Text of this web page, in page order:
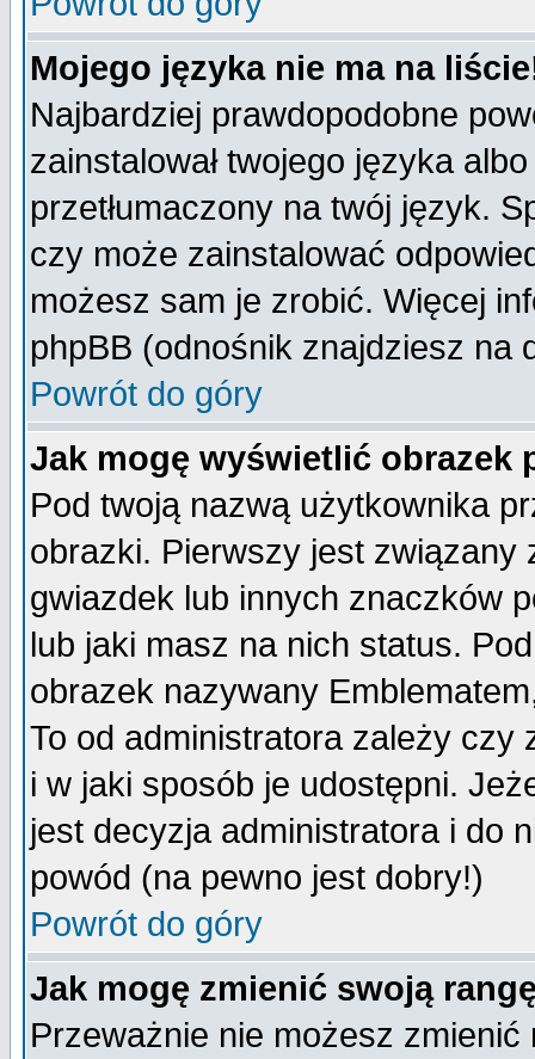
Mojego języka nie ma na
Najbardziej prawdopodobne
zainstalował twojego języka
przetłumaczony na twój język.
czy może zainstalować
możesz sam je zrobić. Więcej
phpBB (odnośnik znajdziesz na
Powrót do góry
Jak mogę wyświetlić obrazek
Pod twoją nazwą użytkownika
obrazki. Pierwszy jest
gwiazdek lub innych znaczków
lub jaki masz na nich status.
obrazek nazywany
To od administratora zależy czy
i w jaki sposób je udostępni.
jest decyzja administratora i do
powód (na pewno jest dobry!)
Powrót do góry
Jak mogę zmienić swoją
Przeważnie nie możesz